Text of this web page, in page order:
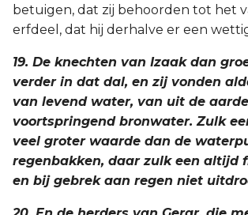
betuigen, dat zij behoorden tot het
erfdeel, dat hij derhalve er een
19. De knechten van Izaak dan
verder in dat dal, en zij vonden
van levend water, van uit de aarde
voortspringend bronwater. Zulk
veel groter waarde dan de
regenbakken, daar zulk een altijd
en bij gebrek aan regen niet